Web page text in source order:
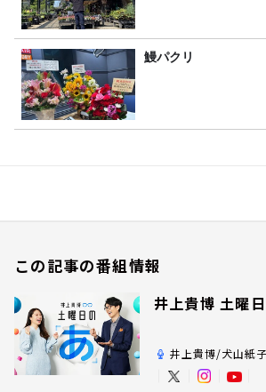
鰻パクリ
この記事の番組情報
井上貴博 土曜日
井上貴博/犬山紙子